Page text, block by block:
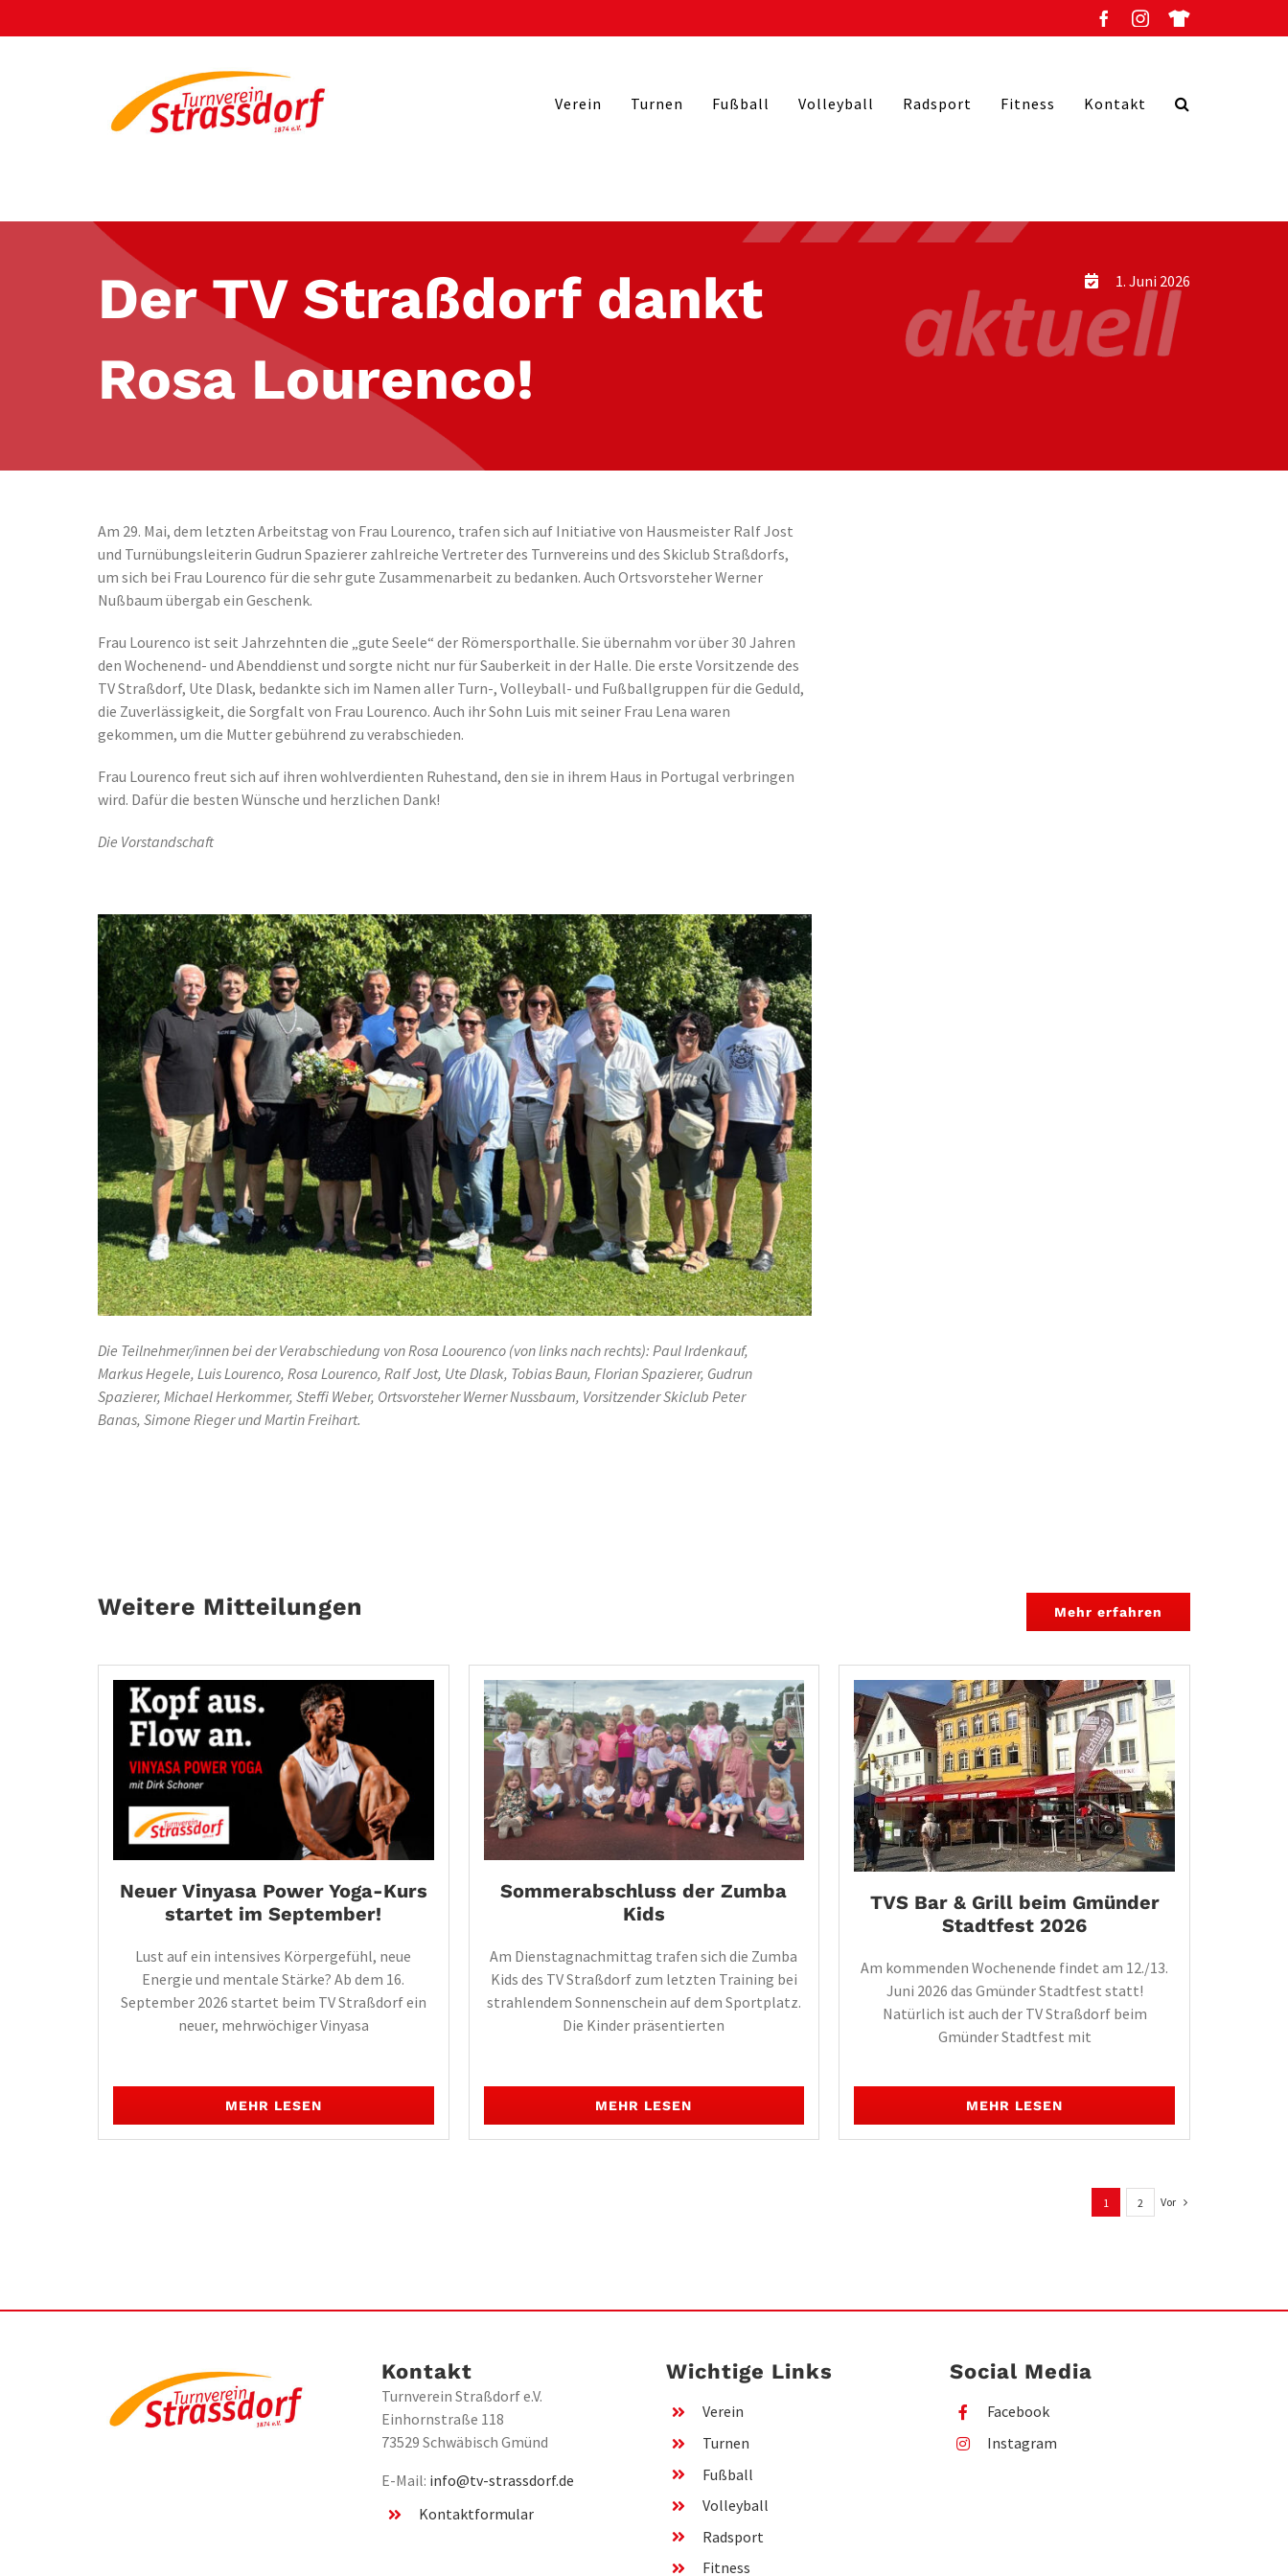
Inhalt
Verein Turnen Fußball Volleyball Radsport Fitness Kontakt
Der TV Straßdorf dankt
Rosa Lourenco!
1. Juni 2026
Am 29. Mai, dem letzten Arbeitstag von Frau Lourenco, trafen sich auf Initiative von Hausmeister Ralf Jost
und Turnübungsleiterin Gudrun Spazierer zahlreiche Vertreter des Turnvereins und des Skiclub Straßdorfs,
um sich bei Frau Lourenco für die sehr gute Zusammenarbeit zu bedanken. Auch Ortsvorsteher Werner
Nußbaum übergab ein Geschenk.
Frau Lourenco ist seit Jahrzehnten die „gute Seele“ der Römersporthalle. Sie übernahm vor über 30 Jahren
den Wochenend- und Abenddienst und sorgte nicht nur für Sauberkeit in der Halle. Die erste Vorsitzende des
TV Straßdorf, Ute Dlask, bedankte sich im Namen aller Turn-, Volleyball- und Fußballgruppen für die Geduld,
die Zuverlässigkeit, die Sorgfalt von Frau Lourenco. Auch ihr Sohn Luis mit seiner Frau Lena waren
gekommen, um die Mutter gebührend zu verabschieden.
Frau Lourenco freut sich auf ihren wohlverdienten Ruhestand, den sie in ihrem Haus in Portugal verbringen
wird. Dafür die besten Wünsche und herzlichen Dank!
Die Vorstandschaft
Die Teilnehmer/innen bei der Verabschiedung von Rosa Loourenco (von links nach rechts): Paul Irdenkauf,
Markus Hegele, Luis Lourenco, Rosa Lourenco, Ralf Jost, Ute Dlask, Tobias Baun, Florian Spazierer, Gudrun
Spazierer, Michael Herkommer, Steffi Weber, Ortsvorsteher Werner Nussbaum, Vorsitzender Skiclub Peter
Banas, Simone Rieger und Martin Freihart.
Weitere Mitteilungen Mehr erfahren
Neuer Vinyasa Power Yoga-Kurs
startet im September!
Lust auf ein intensives Körpergefühl, neue
Energie und mentale Stärke? Ab dem 16.
September 2026 startet beim TV Straßdorf ein
neuer, mehrwöchiger Vinyasa
MEHR LESEN
Sommerabschluss der Zumba
Kids
Am Dienstagnachmittag trafen sich die Zumba
Kids des TV Straßdorf zum letzten Training bei
strahlendem Sonnenschein auf dem Sportplatz.
Die Kinder präsentierten
MEHR LESEN
TVS Bar & Grill beim Gmünder
Stadtfest 2026
Am kommenden Wochenende findet am 12./13.
Juni 2026 das Gmünder Stadtfest statt!
Natürlich ist auch der TV Straßdorf beim
Gmünder Stadtfest mit
MEHR LESEN
1 2 Vor
Kontakt
Turnverein Straßdorf e.V.
Einhornstraße 118
73529 Schwäbisch Gmünd
E-Mail: info@tv-strassdorf.de
Kontaktformular
Wichtige Links
Verein
Turnen
Fußball
Volleyball
Radsport
Fitness
Social Media
Facebook
Instagram